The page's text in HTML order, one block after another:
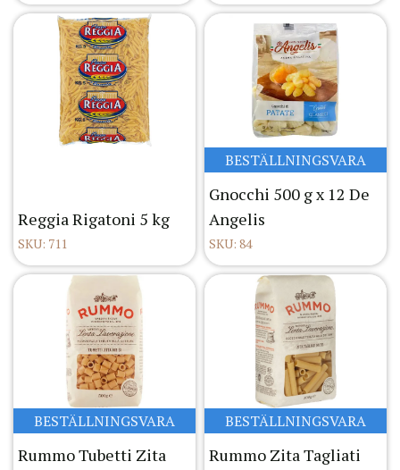
Reggia Rigatoni 5 kg
SKU: 711
BESTÄLLNINGSVARA
Gnocchi 500 g x 12 De
Angelis
SKU: 84
BESTÄLLNINGSVARA
Rummo Tubetti Zita
BESTÄLLNINGSVARA
Rummo Zita Tagliati